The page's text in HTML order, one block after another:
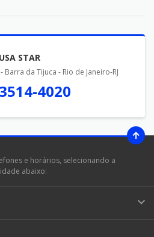
USA STAR
Barra da Tijuca - Rio de Janeiro-RJ
4020
e horários, selecionando a
abaixo: